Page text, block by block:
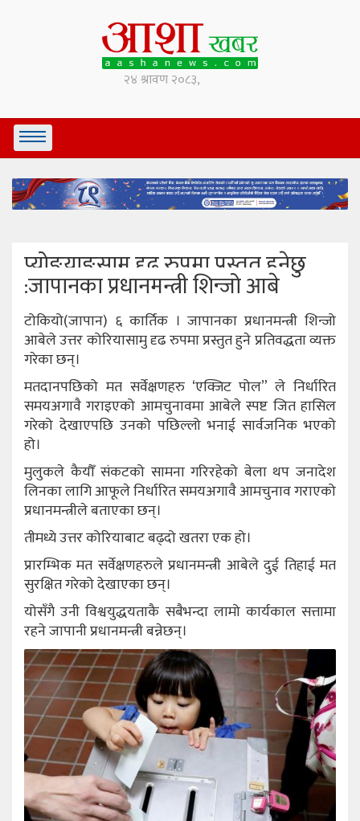
प्योङयाङसामु दृढ रुपमा प्रस्तुत हुनेछु
:जापानका प्रधानमन्त्री शिन्जो आबे
टोकियो(जापान) ६ कार्तिक । जापानका प्रधानमन्त्री शिन्जो
आबेले उत्तर कोरियासामु दृढ रुपमा प्रस्तुत हुने प्रतिवद्धता व्यक्त
गरेका छन्।
मतदानपछिको मत सर्वेक्षणहरु ‘एक्जिट पोल” ले निर्धारित
समयअगावै गराइएको आमचुनावमा आबेले स्पष्ट जित हासिल
गरेको देखाएपछि उनको पछिल्लो भनाई सार्वजनिक भएको
हो।
मुलुकले कैयौँ संकटको सामना गरिरहेको बेला थप जनादेश
लिनका लागि आफूले निर्धारित समयअगावै आमचुनाव गराएको
प्रधानमन्त्रीले बताएका छन्।
तीमध्ये उत्तर कोरियाबाट बढ्दो खतरा एक हो।
प्रारम्भिक मत सर्वेक्षणहरुले प्रधानमन्त्री आबेले दुई तिहाई मत
सुरक्षित गरेको देखाएका छन्।
योसँगै उनी विश्वयुद्धयताकै सबैभन्दा लामो कार्यकाल सत्तामा
रहने जापानी प्रधानमन्त्री बन्नेछन्।